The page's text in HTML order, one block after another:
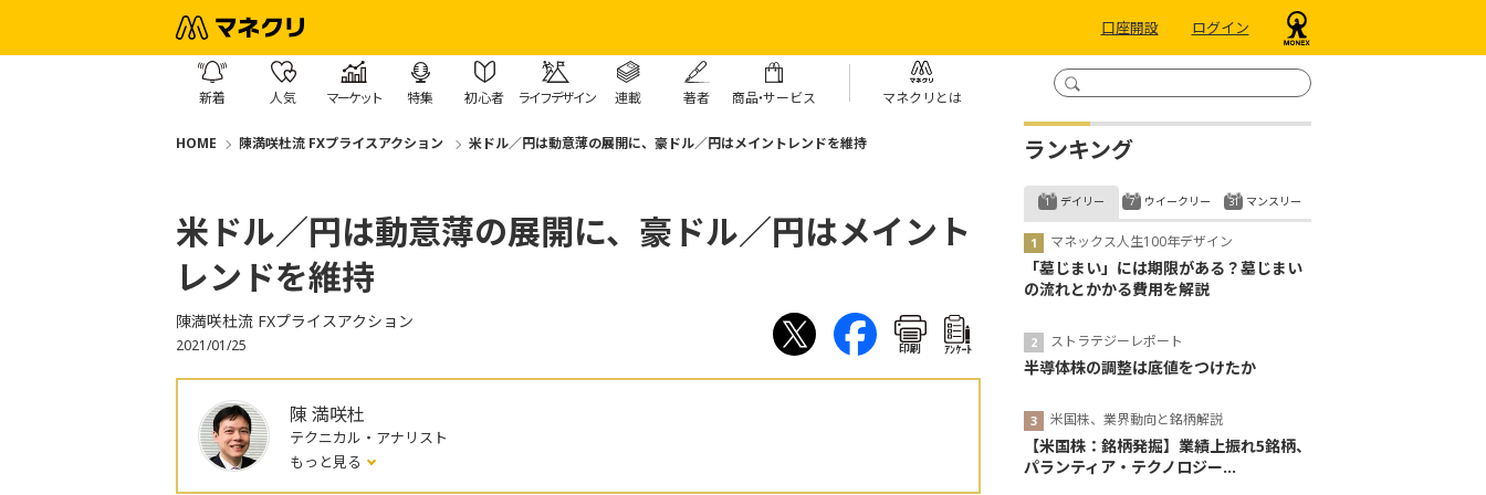
口座開設 ログイン
新着 人気 マーケット 特集 初心者 ライフデザイン 連載 著者 商品・サービス マネクリとは
HOME 陳満咲杜流 FXプライスアクション 米ドル／円は動意薄の展開に、豪ドル／円はメイントレンドを維持
米ドル／円は動意薄の展開に、豪ドル／円はメイント
レンドを維持
陳満咲杜流 FXプライスアクション
2021/01/25 印刷 ｱﾝｹｰﾄ
陳 満咲杜
テクニカル・アナリスト
もっと見る
ランキング
デイリー
マネックス人生100年デザイン
「墓じまい」には期限がある？墓じまい
の流れとかかる費用を解説
ストラテジーレポート
半導体株の調整は底値をつけたか
米国株、業界動向と銘柄解説
【米国株：銘柄発掘】業績上振れ5銘柄、
パランティア・テクノロジー...
ウイークリー マンスリー